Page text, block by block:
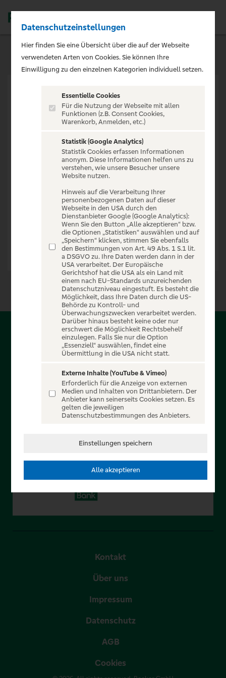
VERANSTALTUNG NICHT
GEFUNDEN
Zur Startseite
Über PSD-Entertain
Service für alle Kunden der PSD Banken. Auf unserem
einzigartigen Portal finden Sie Tickets für atemberaubende
Konzerte, Musicals und Shows, die Fußball-Bundesliga sowie
die Champions League und die Europa League.
In Zusammenarbeit mit
Kontakt
Über uns
Impressum
Datenschutz
AGB
Cookies
Datenschutzeinstellungen
Hier finden Sie eine Übersicht über die auf der Webseite
verwendeten Arten von Cookies. Sie können Ihre
Einwilligung zu den einzelnen Kategorien individuell setzen.
Essentielle Cookies
Für die Nutzung der Webseite mit allen
Funktionen (z.B. Consent Cookies,
Warenkorb, Anmelden, etc.)
Statistik (Google Analytics)
Statistik Cookies erfassen Informationen
anonym. Diese Informationen helfen uns zu
verstehen, wie unsere Besucher unsere
Website nutzen.
Hinweis auf die Verarbeitung Ihrer
personenbezogenen Daten auf dieser
Webseite in den USA durch den
Dienstanbieter Google (Google Analytics):
Wenn Sie den Button „Alle akzeptieren“ bzw.
die Optionen „Statistiken“ auswählen und auf
„Speichern“ klicken, stimmen Sie ebenfalls
den Bestimmungen von Art. 49 Abs. 1 S.1 lit.
a DSGVO zu. Ihre Daten werden dann in der
USA verarbeitet. Der Europäische
Gerichtshof hat die USA als ein Land mit
einem nach EU-Standards unzureichenden
Datenschutzniveau eingestuft. Es besteht die
Möglichkeit, dass Ihre Daten durch die US-
Behörde zu Kontroll- und
Überwachungszwecken verarbeitet werden.
Darüber hinaus besteht keine oder nur
erschwert die Möglichkeit Rechtsbehelf
einzulegen. Falls Sie nur die Option
„Essenziell“ auswählen, findet eine
Übermittlung in die USA nicht statt.
Externe Inhalte (YouTube & Vimeo)
Erforderlich für die Anzeige von externen
Medien und Inhalten von Drittanbietern. Der
Anbieter kann seinerseits Cookies setzen. Es
gelten die jeweiligen
Datenschutzbestimmungen des Anbieters.
Einstellungen speichern
Alle akzeptieren